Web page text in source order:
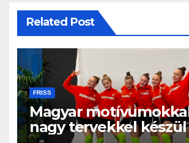
Related Post
FRISS
Magyar
nagy tervekkel készül